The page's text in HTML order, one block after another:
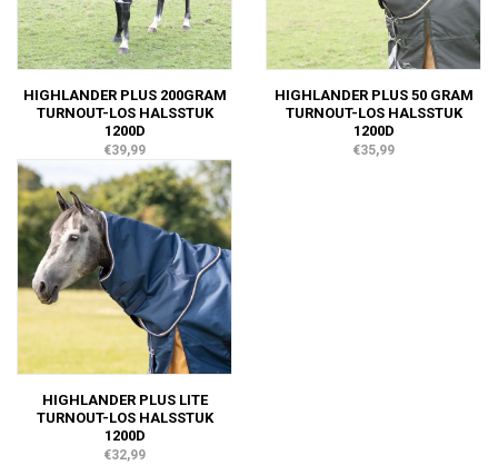
HIGHLANDER PLUS 200GRAM
TURNOUT-LOS HALSSTUK
1200D
€39,99
HIGHLANDER PLUS 50 GRAM
TURNOUT-LOS HALSSTUK
1200D
€35,99
HIGHLANDER PLUS LITE
TURNOUT-LOS HALSSTUK
1200D
€32,99